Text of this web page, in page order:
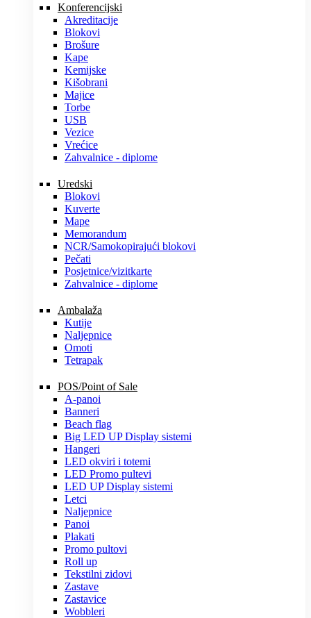
Konferencijski
Akreditacije
Blokovi
Brošure
Kape
Kemijske
Kišobrani
Majice
Torbe
USB
Vezice
Vrećice
Zahvalnice - diplome
Uredski
Blokovi
Kuverte
Mape
Memorandum
NCR/Samokopirajući blokovi
Pečati
Posjetnice/vizitkarte
Zahvalnice - diplome
Ambalaža
Kutije
Naljepnice
Omoti
Tetrapak
POS/Point of Sale
A-panoi
Banneri
Beach flag
Big LED UP Display sistemi
Hangeri
LED okviri i totemi
LED Promo pultevi
LED UP Display sistemi
Letci
Naljepnice
Panoi
Plakati
Promo pultovi
Roll up
Tekstilni zidovi
Zastave
Zastavice
Wobbleri